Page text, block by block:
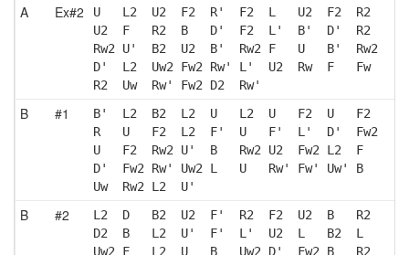
A Ex#2
U   L2  U2  F2  R'  F2  L   U2  F2  R2
U2  F   R2  B   D'  F2  L'  B'  D'  R2
Rw2 U'  B2  U2  B'  Rw2 F   U   B'  Rw2
D'  L2  Uw2 Fw2 Rw' L'  U2  Rw  F   Fw
R2  Uw  Rw' Fw2 D2  Rw'
B #1
B'  L2  B2  L2  U   L2  U   F2  U   F2
R   U   F2  L2  F'  U   F'  L'  D'  Fw2
U   F2  Rw2 U'  B   Rw2 U2  Fw2 L2  F
D'  Fw2 Rw' Uw2 L   U   Rw' Fw' Uw' B
Uw  Rw2 L2  U'
B #2
L2  D   B2  U2  F'  R2  F2  U2  B   R2
D2  B   L2  U'  F'  L'  U2  L   B2  L
Uw2 F   L2  U   B   Uw2 D'  Fw2 B   R2